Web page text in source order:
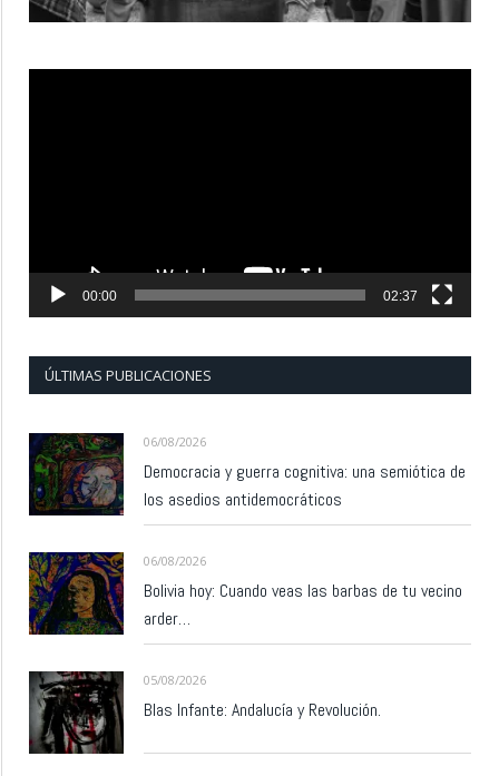
00:00 02:37
ÚLTIMAS PUBLICACIONES
06/08/2026
Democracia y guerra cognitiva: una semiótica de
los asedios antidemocráticos
06/08/2026
Bolivia hoy: Cuando veas las barbas de tu vecino
arder…
05/08/2026
Blas Infante: Andalucía y Revolución.